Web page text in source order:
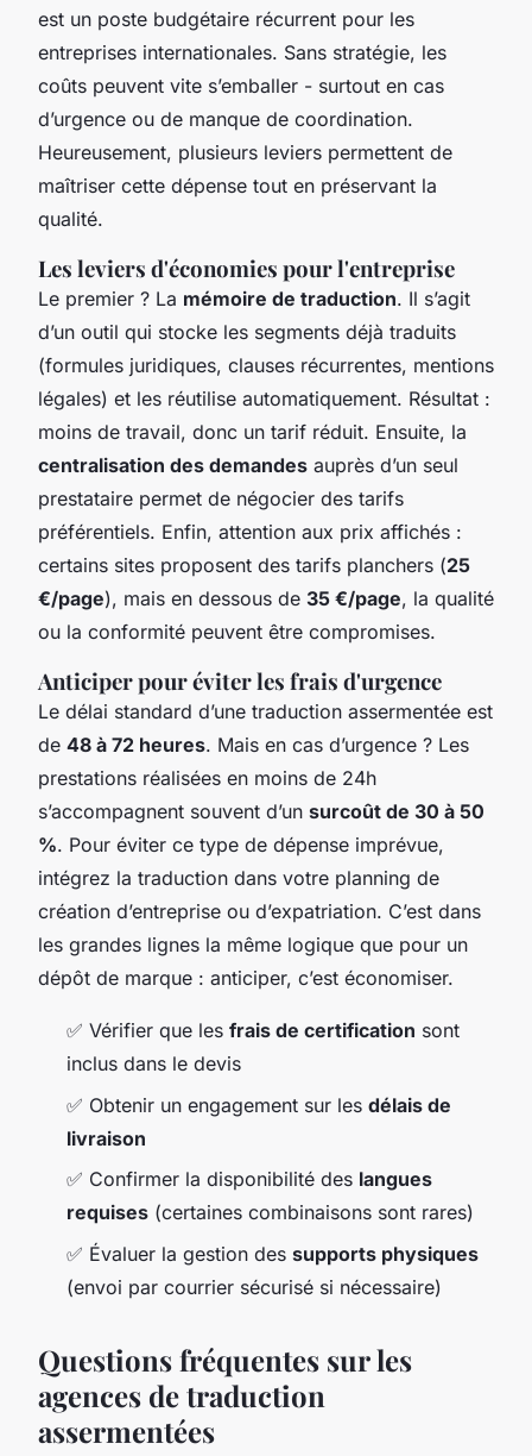
est un poste budgétaire récurrent pour les
entreprises internationales. Sans stratégie, les
coûts peuvent vite s’emballer - surtout en cas
d’urgence ou de manque de coordination.
Heureusement, plusieurs leviers permettent de
maîtriser cette dépense tout en préservant la
qualité.
Les leviers d'économies pour l'entreprise
Le premier ? La mémoire de traduction. Il s’agit
d’un outil qui stocke les segments déjà traduits
(formules juridiques, clauses récurrentes, mentions
légales) et les réutilise automatiquement. Résultat :
moins de travail, donc un tarif réduit. Ensuite, la
centralisation des demandes auprès d’un seul
prestataire permet de négocier des tarifs
préférentiels. Enfin, attention aux prix affichés :
certains sites proposent des tarifs planchers (25
€/page), mais en dessous de 35 €/page, la qualité
ou la conformité peuvent être compromises.
Anticiper pour éviter les frais d'urgence
Le délai standard d’une traduction assermentée est
de 48 à 72 heures. Mais en cas d’urgence ? Les
prestations réalisées en moins de 24h
s’accompagnent souvent d’un surcoût de 30 à 50
%. Pour éviter ce type de dépense imprévue,
intégrez la traduction dans votre planning de
création d’entreprise ou d’expatriation. C’est dans
les grandes lignes la même logique que pour un
dépôt de marque : anticiper, c’est économiser.
✅ Vérifier que les frais de certification sont
inclus dans le devis
✅ Obtenir un engagement sur les délais de
livraison
✅ Confirmer la disponibilité des langues
requises (certaines combinaisons sont rares)
✅ Évaluer la gestion des supports physiques
(envoi par courrier sécurisé si nécessaire)
Questions fréquentes sur les
agences de traduction
assermentées